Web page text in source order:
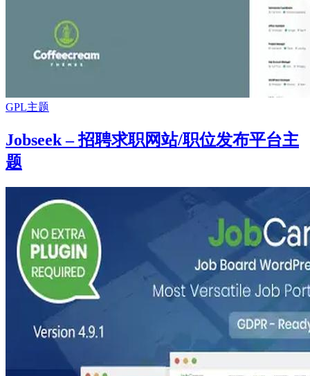
GPL主题
Jobseek – 招聘求职网站/职位发布平台主
题